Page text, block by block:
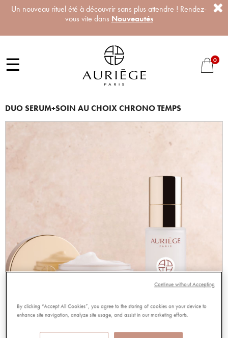
Un nouveau rituel été à découvrir sans plus attendre ! Rendez-
vous vite dans Nouveautés
☰ 0
DUO SERUM+SOIN AU CHOIX CHRONO TEMPS
By clicking “Accept All Cookies”, you agree to the storing of cookies on your device to
enhance site navigation, analyze site usage, and assist in our marketing efforts.
Continue without Accepting